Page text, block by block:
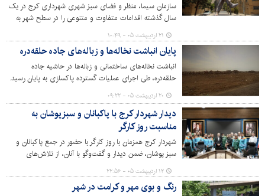
سازمان سیما، منظر و فضای سبز شهری شهرداری کرج در یک
سال گذشته اقدامات متفاوت و متنوعی را در سطح شهر به
انجام رسانده است.
۲۱ اردیبهشت ۰۵ - ۱۰:۴۹
پایان انباشت نخاله‌ها و زباله‌های جاده حلقه‌دره
انباشت نخاله‌های ساختمانی و زباله‌ها در حاشیه جاده
حلقه‌دره، طی اجرای عملیات گسترده پاکسازی به پایان رسید.
۲۰ اردیبهشت ۰۵ - ۰۹:۲۲
دیدار شهردار کرج با پاکبانان و سبزپوشان به
مناسبت روز کارگر
شهردار کرج همزمان با روز کارگر با حضور در جمع پاکبانان و
‌سبز پوشان، ضمن دیدار و گفت‌وگو با آنان، از تلاش‌های
شبانه‌روزی این قشر زحمتکش در حفظ پاکیزگی و طراوت
شهر قدردانی کرد.
۱۲ اردیبهشت ۰۵ - ۲۲:۵۶
رنگ و بوی مهر و کرامت در شهر